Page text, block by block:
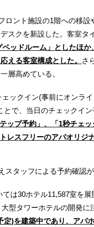
ロント施設の1階への移設
スクを新設した。客室タ
ッドルーム」としたほか
える客室構成とした。
さ
層高めている。
ックイン(事前にオンラ
で、当日のチェックイン
ップ予約」、「1秒チェッ
レスフリーのアパオリジ
タッフによる予約確認が
は30ホテル11,587室を展
型タワーホテルの開発に
定)を建築中であり、アパ